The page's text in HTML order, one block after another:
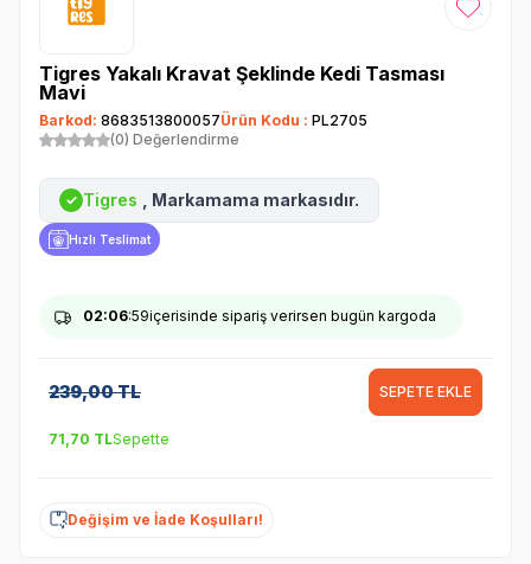
Favoriye
Tigres Yakalı Kravat Şeklinde Kedi Tasması
Mavi
Barkod: 8683513800057Ürün Kodu : PL2705
(0) Değerlendirme
✓ Tigres , Markamama markasıdır.
Hızlı Teslimat
02:06:59içerisinde sipariş verirsen bugün kargoda
239,00TL SEPETE EKLE
71,70 TLSepette
Değişim ve İade Koşulları!